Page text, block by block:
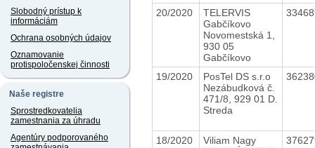
Slobodný prístup k
informáciám
Ochrana osobných údajov
Oznamovanie
protispoločenskej činnosti
Naše registre
Sprostredkovatelia
zamestnania za úhradu
Agentúry podporovaného
20/2020
TELERVIS
Gabčíkovo
Novomestská 1,
930 05
Gabčíkovo
19/2020
PosTel DS s.r.o
Nezábudková č.
471/8, 929 01 D.
Streda
18/2020
Viliam Nagy